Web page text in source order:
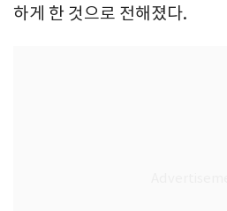
하게 한 것으로 전해졌다.